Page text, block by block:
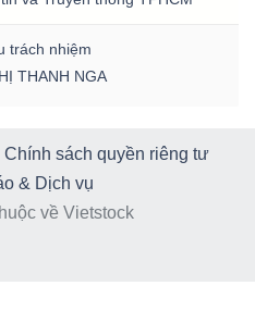
trách nhiệm
THANH NGA
Chính sách quyền riêng tư
& Dịch vụ
về Vietstock